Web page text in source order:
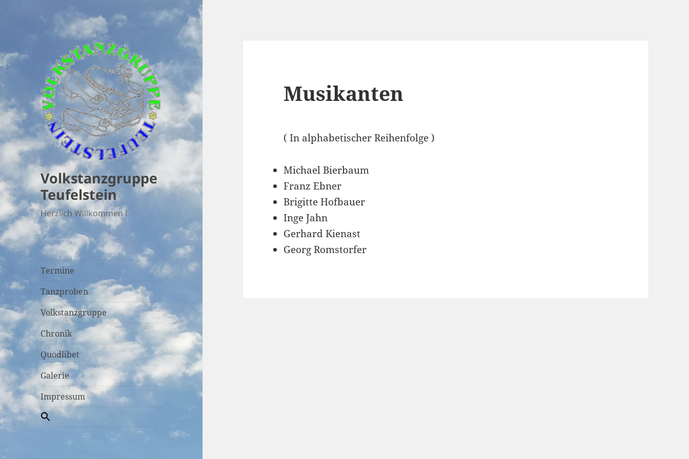
Volkstanzgruppe
Teufelstein
Herzlich Willkommen !
Termine
Tanzproben
Volkstanzgruppe
Chronik
Quodlibet
Galerie
Impressum
Musikanten
( In alphabetischer Reihenfolge )
Michael Bierbaum
Franz Ebner
Brigitte Hofbauer
Inge Jahn
Gerhard Kienast
Georg Romstorfer